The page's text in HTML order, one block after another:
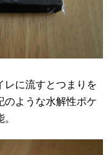
レに流すとつまりを
のような水解性ポケ